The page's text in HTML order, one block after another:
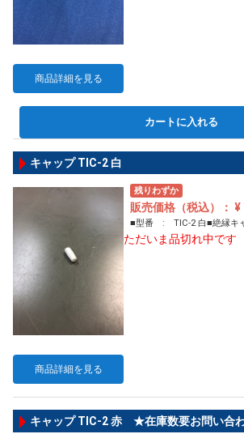
商品詳細を見る
カートに入れる
キャップ TIC-2 白
商品詳細を見る
残りわずか
販売価格（税込）： ¥
■型番 : TIC-2 白■絶縁キ
ただいま品切れ中です
キャップ TIC-2 赤 ★在庫数要お問い合